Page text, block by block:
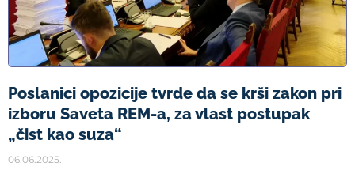
Poslanici opozicije tvrde da se krši zakon pri
izboru Saveta REM-a, za vlast postupak
„čist kao suza“
06.06.2025.